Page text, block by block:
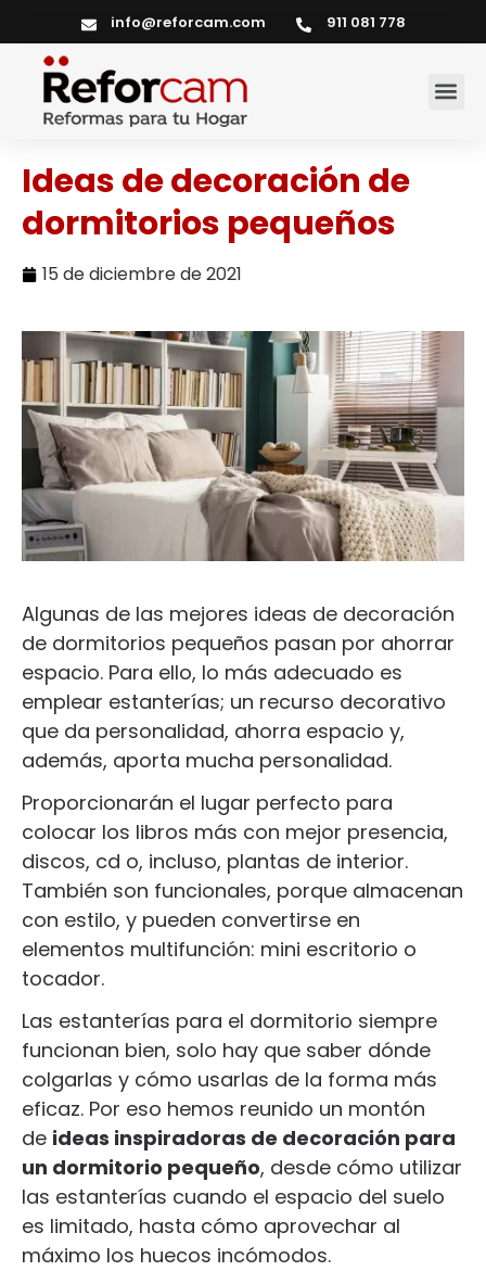
info@reforcam.com 911 081 778
Ideas de decoración de
dormitorios pequeños
15 de diciembre de 2021
Algunas de las mejores ideas de decoración
de dormitorios pequeños pasan por ahorrar
espacio. Para ello, lo más adecuado es
emplear estanterías; un recurso decorativo
que da personalidad, ahorra espacio y,
además, aporta mucha personalidad.
Proporcionarán el lugar perfecto para
colocar los libros más con mejor presencia,
discos, cd o, incluso, plantas de interior.
También son funcionales, porque almacenan
con estilo, y pueden convertirse en
elementos multifunción: mini escritorio o
tocador.
Las estanterías para el dormitorio siempre
funcionan bien, solo hay que saber dónde
colgarlas y cómo usarlas de la forma más
eficaz. Por eso hemos reunido un montón
de ideas inspiradoras de decoración para
un dormitorio pequeño, desde cómo utilizar
las estanterías cuando el espacio del suelo
es limitado, hasta cómo aprovechar al
máximo los huecos incómodos.